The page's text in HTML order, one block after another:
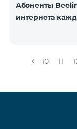
Абоненты
интернета
10 11